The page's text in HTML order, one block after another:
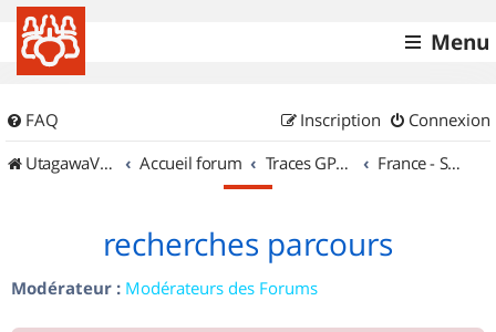
Menu
FAQ Connexion
Inscription
UtagawaVTT (Randos VTT et VTTAE avec traces GPS)
Accueil forum Traces GPS de randos VTT France - Sud Ouest
recherches parcours
Modérateur : Modérateurs des Forums